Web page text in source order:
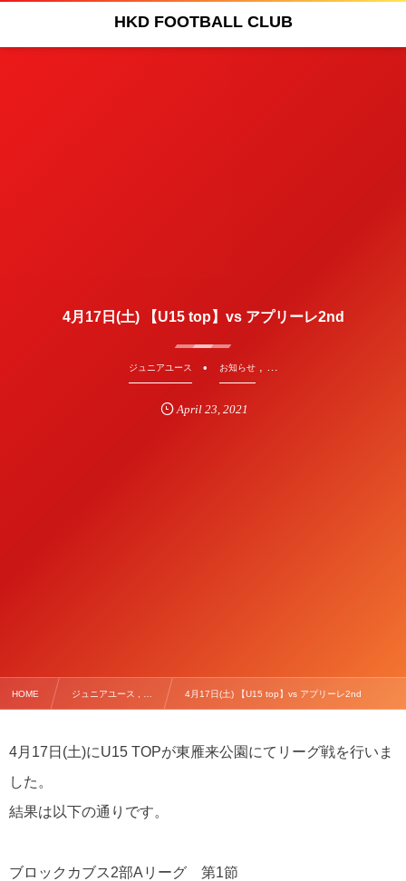
HKD FOOTBALL CLUB
4月17日(土) 【U15 top】vs アプリーレ2nd
ジュニアユース お知らせ, …
April 23 ,2021
HOME ジュニアユース , … 4月17日(土) 【U15 top】vs アプリーレ2nd
4月17日(土)にU15 TOPが東雁来公園にてリーグ戦を行いま
した。
結果は以下の通りです。
ブロックカブス2部Aリーグ 第1節